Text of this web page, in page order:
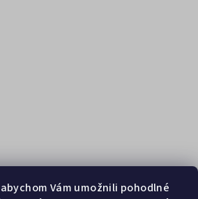
Vám umožnili pohodlné